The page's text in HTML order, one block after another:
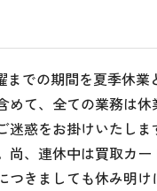
までの期間を夏季休
めて、全ての業務は休
迷惑をお掛けいたし
、連休中は買取カー
つきましても休み明